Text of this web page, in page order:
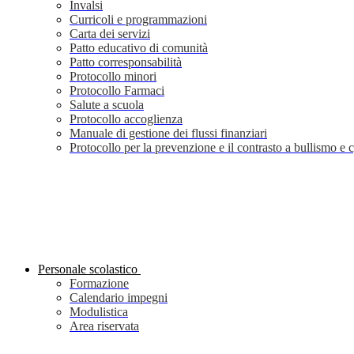
Invalsi
Curricoli e programmazioni
Carta dei servizi
Patto educativo di comunità
Patto corresponsabilità
Protocollo minori
Protocollo Farmaci
Salute a scuola
Protocollo accoglienza
Manuale di gestione dei flussi finanziari
Protocollo per la prevenzione e il contrasto a bullismo e
Personale scolastico
Formazione
Calendario impegni
Modulistica
Area riservata